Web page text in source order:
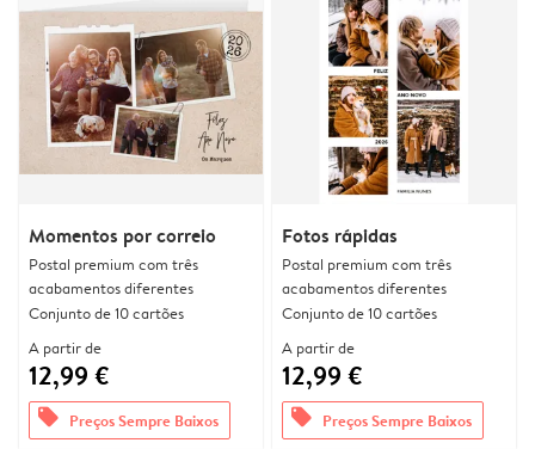
Momentos por correio
Postal premium com três
acabamentos diferentes
Conjunto de 10 cartões
A partir de
12,99 €
offers Preços Sempre Baixos
Fotos rápidas
Postal premium com três
acabamentos diferentes
Conjunto de 10 cartões
A partir de
12,99 €
offers Preços Sempre Baixos